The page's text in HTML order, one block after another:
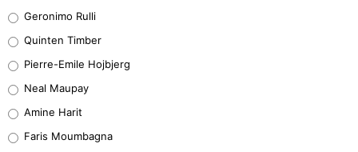
32%
5%
1%
Geronimo Rulli
Quinten Timber
Pierre-Emile Hojbjerg
Neal Maupay
Amine Harit
Faris Moumbagna